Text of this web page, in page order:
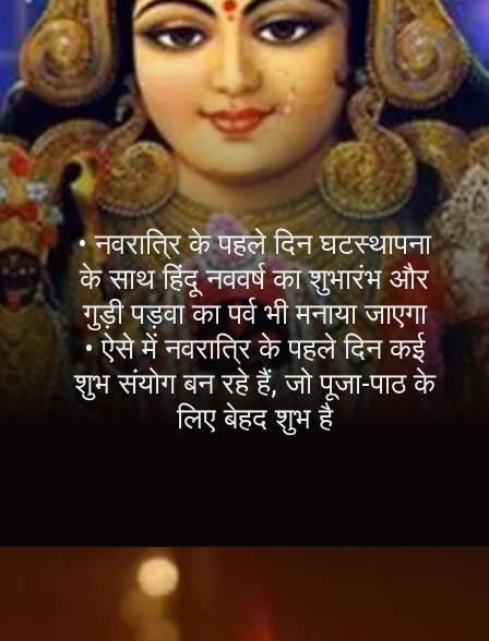
• नवरात्रि के पहले दिन घटस्थापना
के साथ हिंदू नववर्ष का शुभारंभ और
गुड़ी पड़वा का पर्व भी मनाया जाएगा
• ऐसे में नवरात्रि के पहले दिन कई
शुभ संयोग बन रहे हैं, जो पूजा-पाठ के
लिए बेहद शुभ है